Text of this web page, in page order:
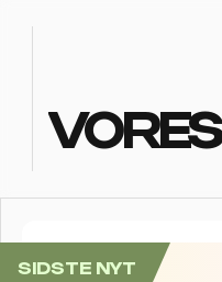
VORES
SIDSTE NYT
Se billederne: